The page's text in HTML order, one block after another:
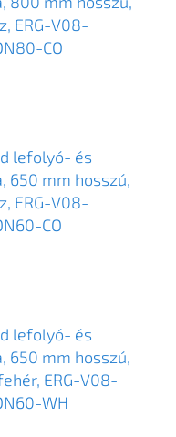
ERG-V08-
CO
lefolyó- és
mm hosszú,
ERG-V08-
CO
lefolyó- és
mm hosszú,
ERG-V08-
WH